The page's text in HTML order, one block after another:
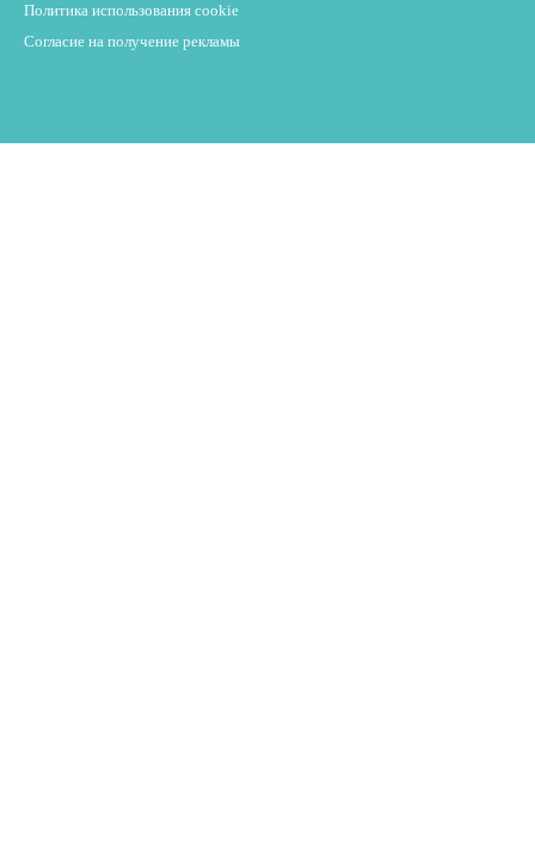
Политика использования cookie
Согласие на получение рекламы